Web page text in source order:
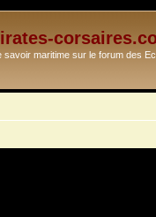
savoir maritime sur le forum des